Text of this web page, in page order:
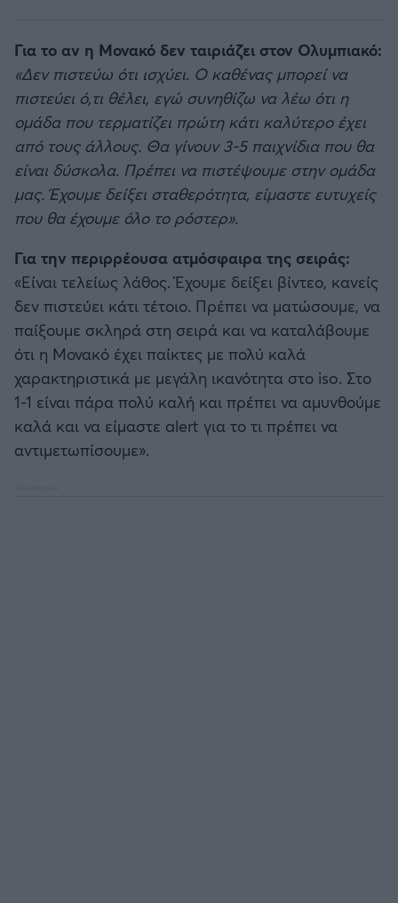
Για το αν η Μονακό δεν ταιριάζει στον Ολυμπιακό:
«Δεν πιστεύω ότι ισχύει. Ο καθένας μπορεί να
πιστεύει ό,τι θέλει, εγώ συνηθίζω να λέω ότι η
ομάδα που τερματίζει πρώτη κάτι καλύτερο έχει
από τους άλλους. Θα γίνουν 3-5 παιχνίδια που θα
είναι δύσκολα. Πρέπει να πιστέψουμε στην ομάδα
μας. Έχουμε δείξει σταθερότητα, είμαστε ευτυχείς
που θα έχουμε όλο το ρόστερ».
Για την περιρρέουσα ατμόσφαιρα της σειράς:
«Είναι τελείως λάθος. Έχουμε δείξει βίντεο, κανείς
δεν πιστεύει κάτι τέτοιο. Πρέπει να ματώσουμε, να
παίξουμε σκληρά στη σειρά και να καταλάβουμε
ότι η Μονακό έχει παίκτες με πολύ καλά
χαρακτηριστικά με μεγάλη ικανότητα στο iso. Στο
1-1 είναι πάρα πολύ καλή και πρέπει να αμυνθούμε
καλά και να είμαστε alert για το τι πρέπει να
αντιμετωπίσουμε».